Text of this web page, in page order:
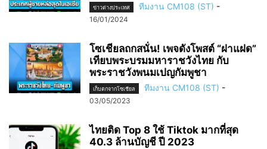
ข่าวต่างประเทศ ทีมงาน CM108 (ST) -
16/01/2024
โซเชียลถกสนั่น! เพจดังโพสต์ “ฝาแฝด”
เทียบพระบรมมหาราชวังไทย กับ
พระราชวังพนมเปญกัมพูชา
เก็บตกจากโซเชียล ทีมงาน CM108 (ST) -
03/05/2023
ไทยติด Top 8 ใช้ Tiktok มากที่สุด
40.3 ล้านบัญชี ปี 2023